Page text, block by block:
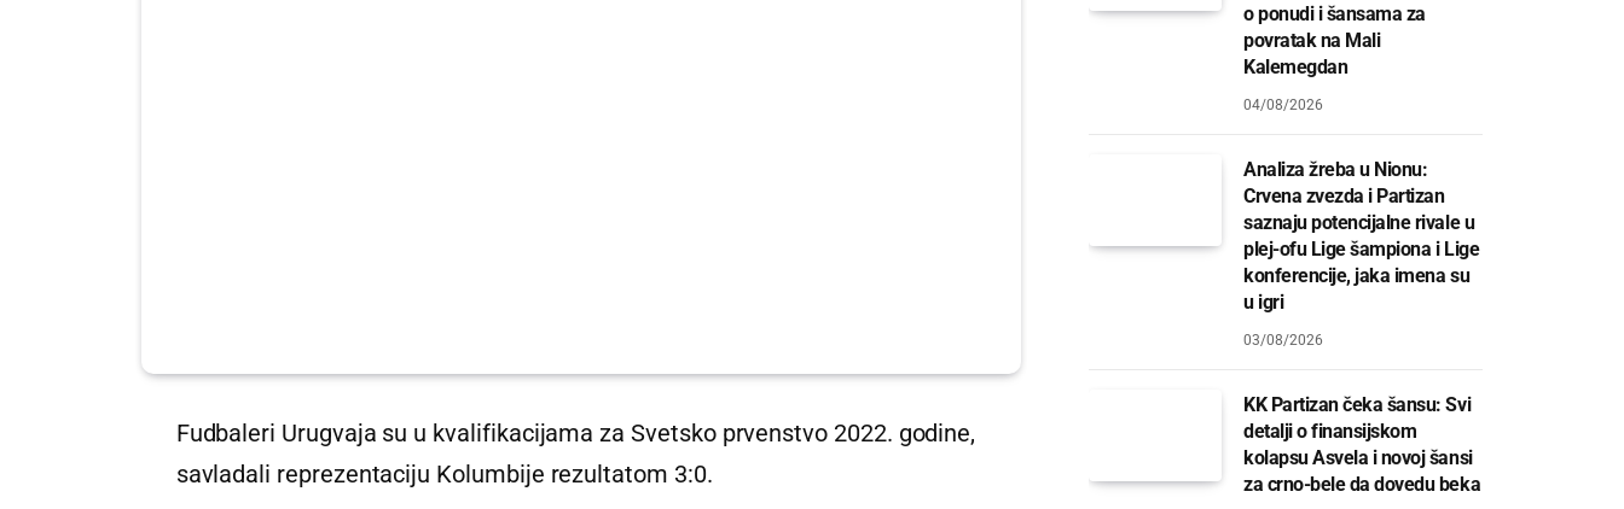
Fudbaleri Urugvaja su u kvalifikacijama za Svetsko prvenstvo 2022. godine,
savladali reprezentaciju Kolumbije rezultatom 3:0.
o ponudi i šansama za
povratak na Mali
Kalemegdan
04/08/2026
Analiza žreba u Nionu:
Crvena zvezda i Partizan
saznaju potencijalne rivale u
plej-ofu Lige šampiona i Lige
konferencije, jaka imena su
u igri
03/08/2026
KK Partizan čeka šansu: Svi
detalji o finansijskom
kolapsu Asvela i novoj šansi
za crno-bele da dovedu beka